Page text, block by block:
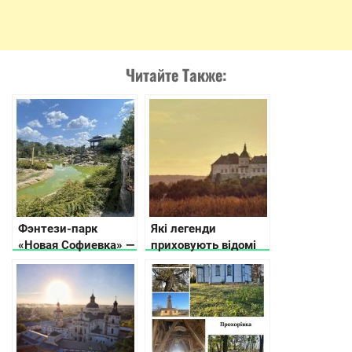
Читайте Также:
Фэнтези-парк
«Новая Софиевка» —
место красоты и
гармонии
Які легенди
приховують відомі
замки України